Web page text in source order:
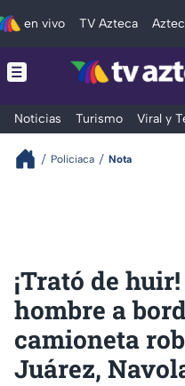
en vivo TV Azteca
Noticias Turismo Viral y
Policiaca Nota
¡Trató de
hombre a
camioneta
Juárez,